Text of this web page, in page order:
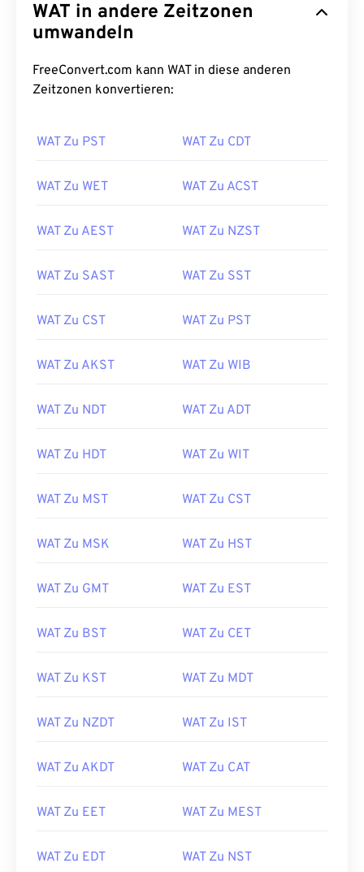
WAT in andere Zeitzonen
umwandeln
FreeConvert.com kann WAT in diese anderen
Zeitzonen konvertieren:
WAT Zu PST WAT Zu CDT
WAT Zu WET WAT Zu ACST
WAT Zu AEST WAT Zu NZST
WAT Zu SAST WAT Zu SST
WAT Zu CST WAT Zu PST
WAT Zu AKST WAT Zu WIB
WAT Zu NDT WAT Zu ADT
WAT Zu HDT WAT Zu WIT
WAT Zu MST WAT Zu CST
WAT Zu MSK WAT Zu HST
WAT Zu GMT WAT Zu EST
WAT Zu BST WAT Zu CET
WAT Zu KST WAT Zu MDT
WAT Zu NZDT WAT Zu IST
WAT Zu AKDT WAT Zu CAT
WAT Zu EET WAT Zu MEST
WAT Zu EDT WAT Zu NST